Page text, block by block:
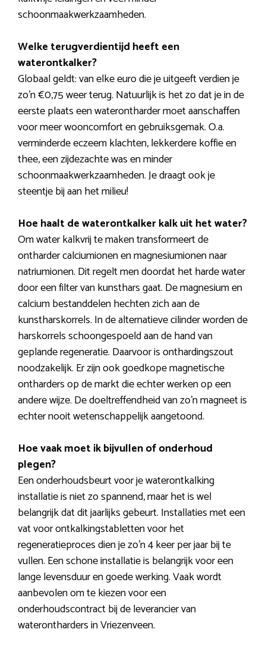
schoonmaakwerkzaamheden.
Welke terugverdientijd heeft een
waterontkalker?
Globaal geldt: van elke euro die je uitgeeft verdien je
zo’n €0,75 weer terug. Natuurlijk is het zo dat je in de
eerste plaats een waterontharder moet aanschaffen
voor meer wooncomfort en gebruiksgemak. O.a.
verminderde eczeem klachten, lekkerdere koffie en
thee, een zijdezachte was en minder
schoonmaakwerkzaamheden. Je draagt ook je
steentje bij aan het milieu!
Hoe haalt de waterontkalker kalk uit het water?
Om water kalkvrij te maken transformeert de
ontharder calciumionen en magnesiumionen naar
natriumionen. Dit regelt men doordat het harde water
door een filter van kunsthars gaat. De magnesium en
calcium bestanddelen hechten zich aan de
kunstharskorrels. In de alternatieve cilinder worden de
harskorrels schoongespoeld aan de hand van
geplande regeneratie. Daarvoor is onthardingszout
noodzakelijk. Er zijn ook goedkope magnetische
ontharders op de markt die echter werken op een
andere wijze. De doeltreffendheid van zo’n magneet is
echter nooit wetenschappelijk aangetoond.
Hoe vaak moet ik bijvullen of onderhoud
plegen?
Een onderhoudsbeurt voor je waterontkalking
installatie is niet zo spannend, maar het is wel
belangrijk dat dit jaarlijks gebeurt. Installaties met een
vat voor ontkalkingstabletten voor het
regeneratieproces dien je zo’n 4 keer per jaar bij te
vullen. Een schone installatie is belangrijk voor een
lange levensduur en goede werking. Vaak wordt
aanbevolen om te kiezen voor een
onderhoudscontract bij de leverancier van
waterontharders in Vriezenveen.